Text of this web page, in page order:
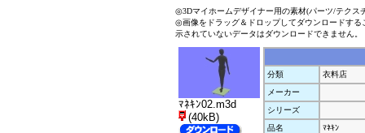
◎3Dマイホームデザイナー用の素材(パーツ/テクス
◎画像をドラッグ＆ドロップしてダウンロードす
示されていないデータはダウンロードできません。
ﾏﾈｷﾝ02.m3d
(40kB)
分類
衣料店
メーカー
シリーズ
品名
ﾏﾈｷﾝ